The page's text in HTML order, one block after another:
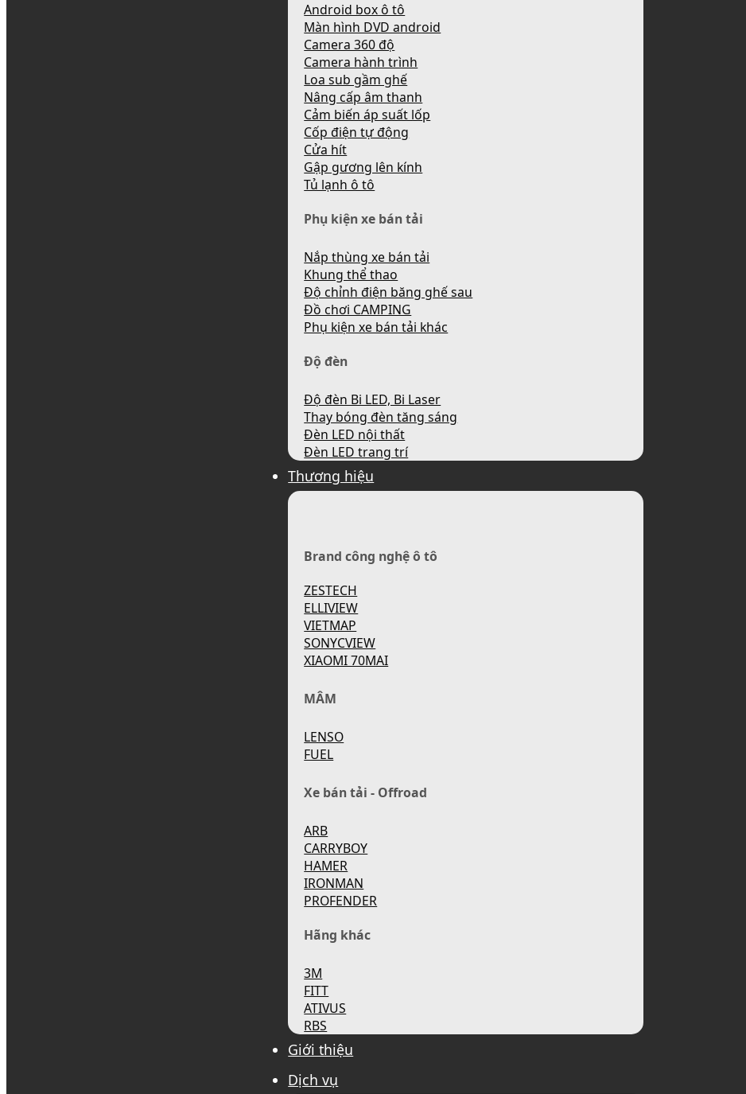
Android box ô tô
Màn hình DVD android
Camera 360 độ
Camera hành trình
Loa sub gầm ghế
Nâng cấp âm thanh
Cảm biến áp suất lốp
Cốp điện tự động
Cửa hít
Gập gương lên kính
Tủ lạnh ô tô
Phụ kiện xe bán tải
Nắp thùng xe bán tải
Khung thể thao
Độ chỉnh điện băng ghế sau
Đồ chơi CAMPING
Phụ kiện xe bán tải khác
Độ đèn
Độ đèn Bi LED, Bi Laser
Thay bóng đèn tăng sáng
Đèn LED nội thất
Đèn LED trang trí
Thương hiệu
Brand công nghệ ô tô
ZESTECH
ELLIVIEW
VIETMAP
SONYCVIEW
XIAOMI 70MAI
MÂM
LENSO
FUEL
Xe bán tải - Offroad
ARB
CARRYBOY
HAMER
IRONMAN
PROFENDER
Hãng khác
3M
FITT
ATIVUS
RBS
Giới thiệu
Dịch vụ